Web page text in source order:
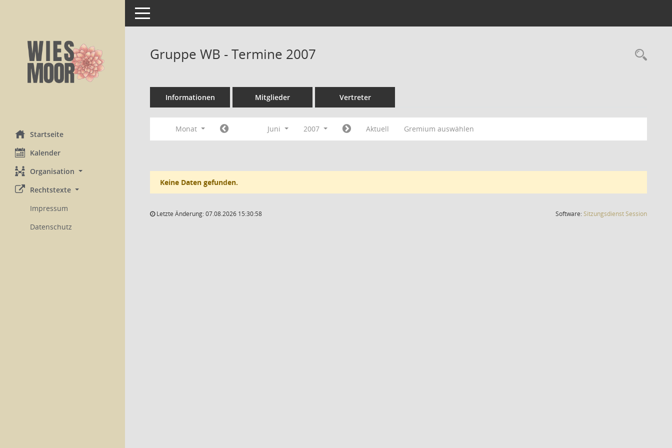
Startseite
Kalender
Organisation
Rechtstexte
Impressum
Datenschutz
Toggle navigation
Gruppe WB - Termine 2007
Informationen Mitglieder Vertreter
Monat Juni 2007 Aktuell Gremium auswählen
Keine Daten gefunden.
Letzte Änderung: 07.08.2026 15:30:58 Software:SitzungsdienstSession(Wird in